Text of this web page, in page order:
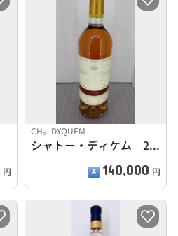
円
CH。DYQUEM
シャトー・ディケム 2001
140,000 円